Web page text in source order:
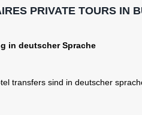
PRIVATE TOURS IN
in deutscher Sprache
transfers sind in deutscher